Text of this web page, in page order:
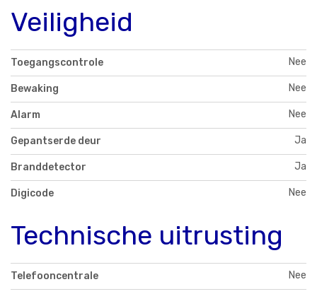
Veiligheid
Toegangscontrole Nee
Bewaking Nee
Alarm Nee
Gepantserde deur Ja
Branddetector Ja
Digicode Nee
Technische uitrusting
Telefooncentrale Nee